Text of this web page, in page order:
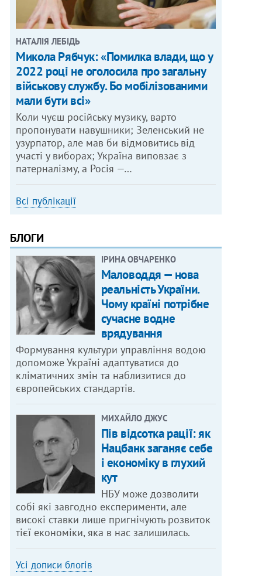
НАТАЛІЯ ЛЕБІДЬ
Микола Рябчук: «Помилка влади, що у
2022 році не оголосила про загальну
військову службу. Бо мобілізованими
мали бути всі»
Коли чуєш російську музику, варто
пропонувати навушники; Зеленський не
узурпатор, але мав би відмовитись від
участі у виборах; Україна виповзає з
патерналізму, а Росія —…
Всі публікації
БЛОГИ
ІРИНА ОВЧАРЕНКО
Маловоддя — нова
реальність України.
Чому країні потрібне
сучасне водне
врядування
Формування культури управління водою
допоможе Україні адаптуватися до
кліматичних змін та наблизитися до
європейських стандартів.
МИХАЙЛО ДЖУС
Пів відсотка рації: як
Нацбанк заганяє себе
і економіку в глухий
кут
НБУ може дозволити
собі які завгодно експерименти, але
високі ставки лише пригнічують розвиток
тієї економіки, яка в нас залишилась.
Усі дописи блогів